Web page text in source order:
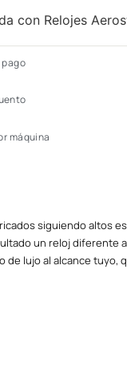
con Relojes
pago
máquina
siguiendo altos
un reloj diferente
de lujo al alcance